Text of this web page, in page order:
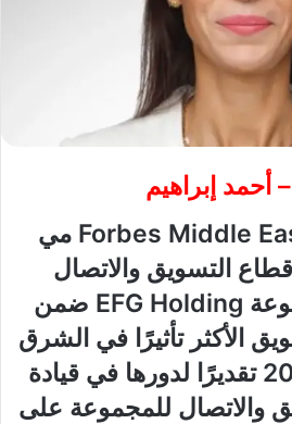
أحمد إبراهيم
Forbes Middle مي
التسويق والاتصال
EFG Holding ضمن
الأكثر تأثيرًا في الشرق
تقديرًا لدورها في قيادة
والاتصال للمجموعة على